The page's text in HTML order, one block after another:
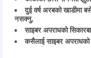
दुई वर्ष अरबको खाडीमा
नसक्नु,
साइबर अपराधको
कसैलाई साइबर